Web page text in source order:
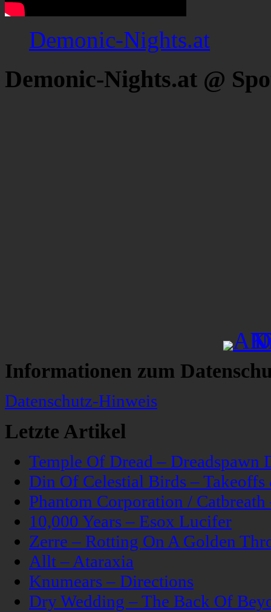
Demonic-Nights.at
Demonic-Nights.at @
Informationen zum
Datenschutz-Hinweis
Letzte Artikel
Temple Of Dread – Dreadspawn
Din Of Celestial Birds –
Phantom Corporation /
10,000 Years – Esox Lucifer
Zerre – Rotting On A Golden
Allt – Ataraxia
Knumears – Directions
Dry Wedding – The Back Of